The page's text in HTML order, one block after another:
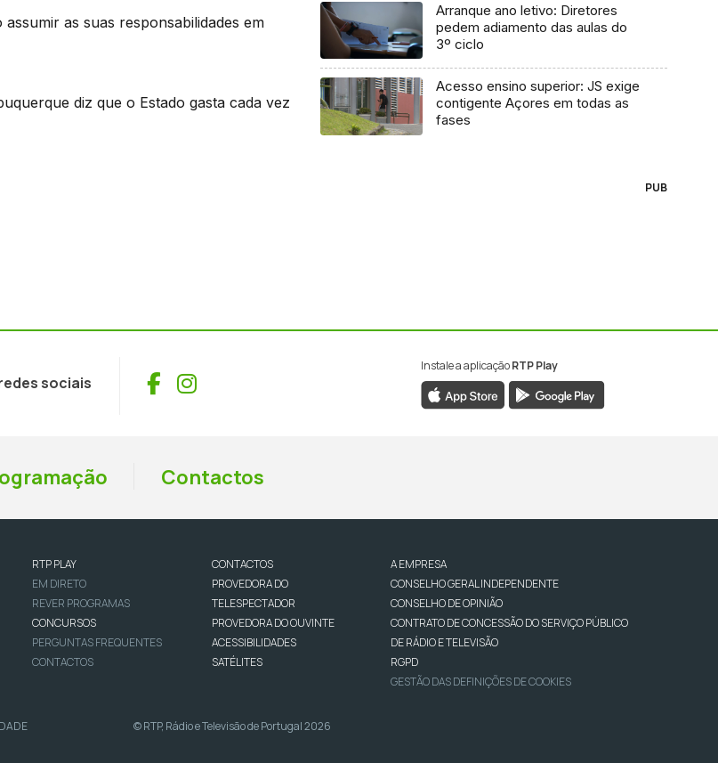
as suas responsabilidades em
diz que o Estado gasta cada vez
Arranque ano letivo: Diretores
pedem adiamento das aulas do
3º ciclo
Acesso ensino superior: JS exige
contigente Açores em todas as
fases
PUB
sociais Facebook
Instagram
Instale a aplicaçãoRTP Play
Contactos
RTP PLAY
EM DIRETO
REVER PROGRAMAS
CONCURSOS
PERGUNTAS FREQUENTES
CONTACTOS
CONTACTOS
PROVEDORA DO
TELESPECTADOR
PROVEDORA DO OUVINTE
ACESSIBILIDADES
SATÉLITES
A EMPRESA
CONSELHO GERAL INDEPENDENTE
CONSELHO DE OPINIÃO
CONTRATO DE CONCESSÃO DO SERVIÇO PÚBLICO
DE RÁDIO E TELEVISÃO
RGPD
GESTÃO DAS DEFINIÇÕES DE COOKIES
© RTP, Rádio e Televisão de Portugal 2026